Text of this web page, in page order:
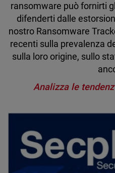
ransomware può fornirti
difenderti dalle
nostro Ransomware
recenti sulla prevalenza
sulla loro origine, sullo
Analizza le